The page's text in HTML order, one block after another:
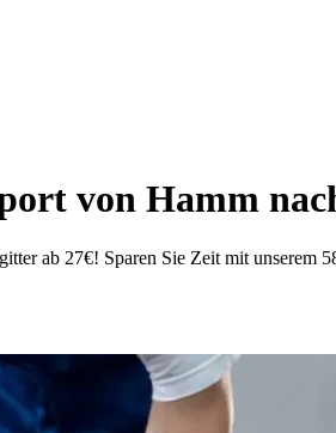
von Hamm
ab 27€! Sparen Sie Zeit mit